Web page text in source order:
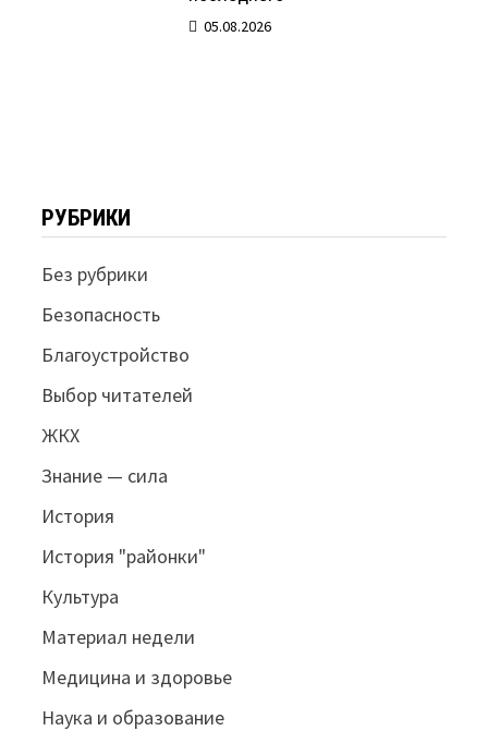
05.08.2026
РУБРИКИ
Без рубрики
Безопасность
Благоустройство
Выбор читателей
ЖКХ
Знание — сила
История
История "районки"
Культура
Материал недели
Медицина и здоровье
Наука и образование